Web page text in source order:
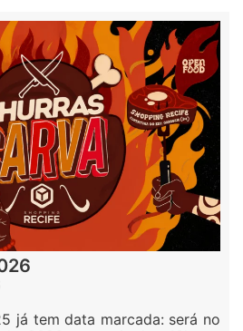
já tem data marcada: será no